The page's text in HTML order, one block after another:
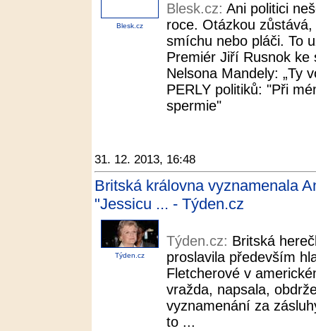
Blesk.cz
Blesk.cz: Ani politici
roce. Otázkou zůstává,
smíchu nebo pláči. To
Premiér Jiří Rusnok
Nelsona Mandely: „Ty
PERLY politiků: "Při
spermie"
31. 12. 2013, 16:48
Britská královna vyznamenala
"Jessicu ... - Týden.cz
Týden.cz
Týden.cz: Britská
proslavila především
Fletcherové v
vražda, napsala,
vyznamenání za
to ...